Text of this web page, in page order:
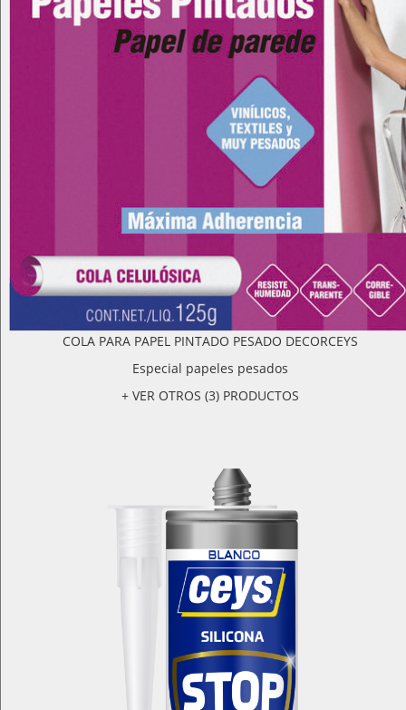
COLA PARA PAPEL PINTADO PESADO DECORCEYS
Especial papeles pesados
+ VER OTROS (3) PRODUCTOS